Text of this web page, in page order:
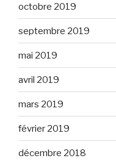
octobre 2019
septembre 2019
mai 2019
avril 2019
mars 2019
février 2019
décembre 2018